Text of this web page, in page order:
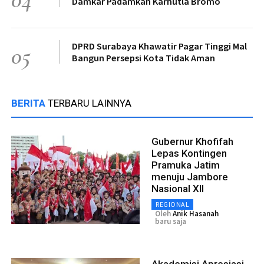
05
DPRD Surabaya Khawatir Pagar Tinggi Mal
Bangun Persepsi Kota Tidak Aman
BERITA TERBARU LAINNYA
Gubernur Khofifah
Lepas Kontingen
Pramuka Jatim
menuju Jambore
Nasional XII
REGIONAL
OlehAnik Hasanah
baru saja